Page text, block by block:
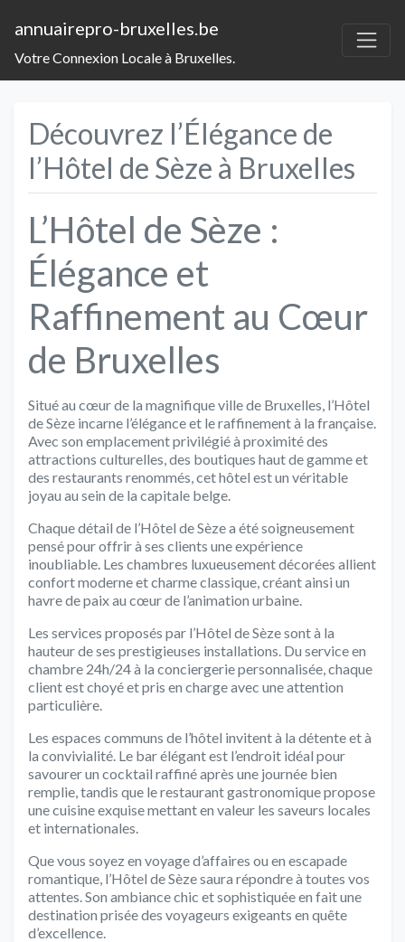
annuairepro-bruxelles.be
Votre Connexion Locale à Bruxelles.
Découvrez l’Élégance de
l’Hôtel de Sèze à Bruxelles
L’Hôtel de Sèze :
Élégance et
Raffinement au Cœur
de Bruxelles
Situé au cœur de la magnifique ville de Bruxelles, l’Hôtel
de Sèze incarne l’élégance et le raffinement à la française.
Avec son emplacement privilégié à proximité des
attractions culturelles, des boutiques haut de gamme et
des restaurants renommés, cet hôtel est un véritable
joyau au sein de la capitale belge.
Chaque détail de l’Hôtel de Sèze a été soigneusement
pensé pour offrir à ses clients une expérience
inoubliable. Les chambres luxueusement décorées allient
confort moderne et charme classique, créant ainsi un
havre de paix au cœur de l’animation urbaine.
Les services proposés par l’Hôtel de Sèze sont à la
hauteur de ses prestigieuses installations. Du service en
chambre 24h/24 à la conciergerie personnalisée, chaque
client est choyé et pris en charge avec une attention
particulière.
Les espaces communs de l’hôtel invitent à la détente et à
la convivialité. Le bar élégant est l’endroit idéal pour
savourer un cocktail raffiné après une journée bien
remplie, tandis que le restaurant gastronomique propose
une cuisine exquise mettant en valeur les saveurs locales
et internationales.
Que vous soyez en voyage d’affaires ou en escapade
romantique, l’Hôtel de Sèze saura répondre à toutes vos
attentes. Son ambiance chic et sophistiquée en fait une
destination prisée des voyageurs exigeants en quête
d’excellence.